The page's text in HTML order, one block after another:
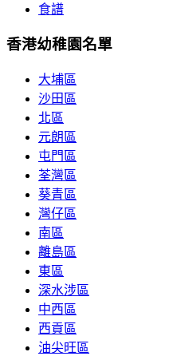
食譜
香港幼稚園名單
大埔區
沙田區
北區
元朗區
屯門區
荃灣區
葵青區
灣仔區
南區
離島區
東區
深水涉區
中西區
西貢區
油尖旺區